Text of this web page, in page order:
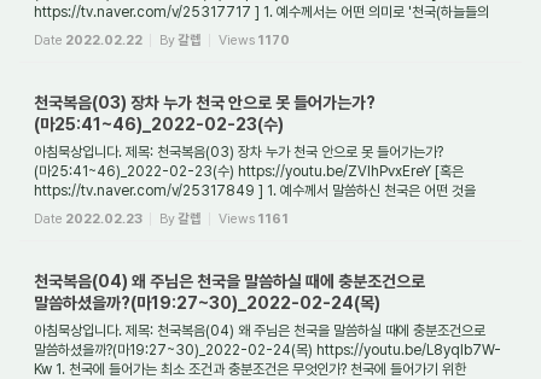
https://tv.naver.com/v/25317717 ] 1. 예수께서는 어떤 의미로 '천국(하늘들의
왕국)'을 말씀하셨는가? 예수께...
Date 2022.02.22 By갈렙 Views 1170
천국복음(03) 장차 누가 천국 안으로 못 들어가는가?
(마25:41~46)_2022-02-23(수)
아침묵상입니다. 제목: 천국복음(03) 장차 누가 천국 안으로 못 들어가는가?
(마25:41~46)_2022-02-23(수) https://youtu.be/ZVlhPvxEreY [혹은
https://tv.naver.com/v/25317849 ] 1. 예수께서 말씀하신 천국은 어떤 것을
가리키며, 누가 그곳에 들어갈 수 있...
Date 2022.02.23 By갈렙 Views 1161
천국복음(04) 왜 주님은 천국을 말씀하실 때에 충분조건으로
말씀하셨을까?(마19:27~30)_2022-02-24(목)
아침묵상입니다. 제목: 천국복음(04) 왜 주님은 천국을 말씀하실 때에 충분조건으로
말씀하셨을까?(마19:27~30)_2022-02-24(목) https://youtu.be/L8yqlb7W-
Kw 1. 천국에 들어가는 최소 조건과 충분조건은 무엇인가? 천국에 들어가기 위한